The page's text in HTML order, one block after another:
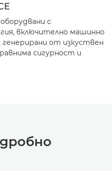
с
включително машинно
от изкуствен
сигурност и